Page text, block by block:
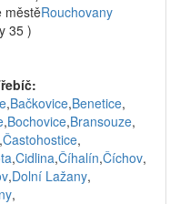
městěRouchovany
35 )
,Bačkovice,Benetice,
,Bochovice,Bransouze,
,Častohostice,
,Cidlina,Číhalín,Číchov,
,Dolní Lažany,
,